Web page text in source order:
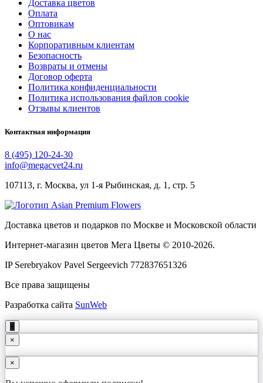
Доставка цветов
Оплата
Оптовикам
О нас
Корпоративным клиентам
Безопасность
Возвраты и отмены
Договор оферта
Политика конфиденциальности
Политика использования файлов cookie
Отзывы клиентов
Контактная информация
8 (495) 120-24-30
info@megacvet24.ru
107113, г. Москва, ул 1-я Рыбинская, д. 1, стр. 5
Доставка цветов и подарков по Москве и Московской области
Интернет-магазин цветов Мега Цветы © 2010-2026.
IP Serebryakov Pavel Sergeevich 772837651326
Все права защищены
Разработка сайта SunWeb
+
×
×